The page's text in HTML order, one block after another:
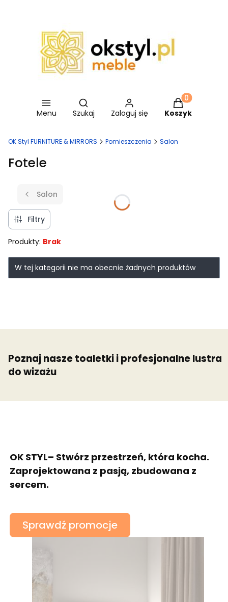
Menu
Otwórz wyszukiwarkę
Szukaj Zaloguj się
Produkty w
Koszyk
OK Styl FURNITURE & MIRRORS Pomieszczenia Salon
Fotele
Salon
Filtry
Produkty: Brak
Lista produktów
W tej kategorii nie ma obecnie żadnych produktów
Poznaj nasze toaletki i profesjonalne lustra
do wizażu
OK STYL– Stwórz przestrzeń, która kocha.
Zaprojektowana z pasją, zbudowana z
sercem.
Sprawdź promocje